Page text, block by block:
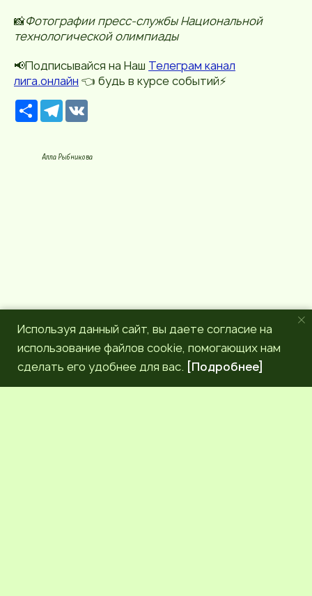
📸Фотографии пресс-службы Национальной
технологической олимпиады
📢Подписывайся на Наш Телеграм канал
лига.онлайн 👈 будь в курсе событий⚡️
Р
е
с
р
с
T
e
g
r
Алла Рыбникова
Используя данный сайт, вы даете согласие на
использование файлов cookie, помогающих нам
сделать его удобнее для вас. [Подробнее]